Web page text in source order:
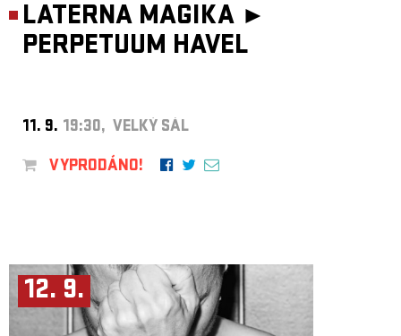
LATERNA MAGIKA ►
PERPETUUM HAVEL
11. 9. 19:30, VELKÝ SÁL
VYPRODÁNO!
12. 9.